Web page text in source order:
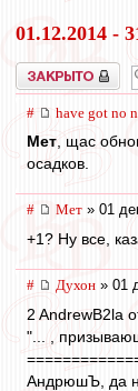
01.12.2014 -
Закрыто
# have got no
Мет, щас
осадков.
# Мет » 01
+1? Ну все,
# Духон » 01
2 AndrewB2la
"... ,
АндрюшЪ, да